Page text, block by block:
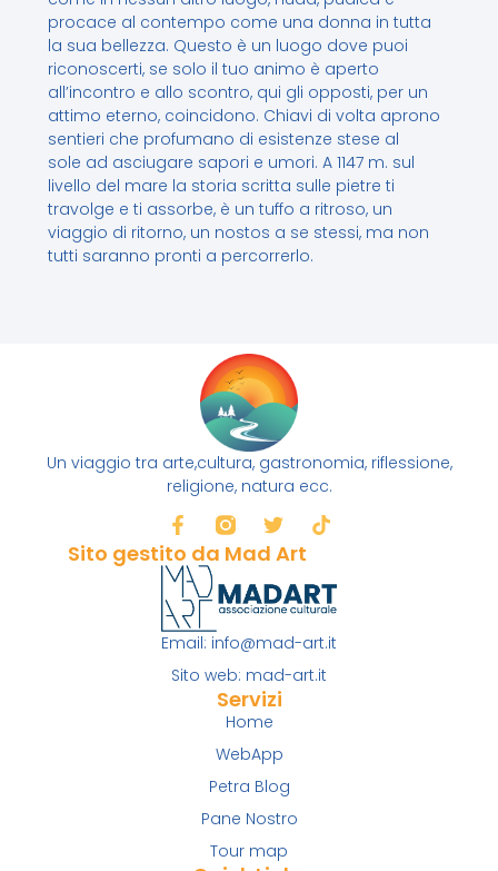
procace al contempo come una donna in tutta
la sua bellezza. Questo è un luogo dove puoi
riconoscerti, se solo il tuo animo è aperto
all’incontro e allo scontro, qui gli opposti, per un
attimo eterno, coincidono. Chiavi di volta aprono
sentieri che profumano di esistenze stese al
sole ad asciugare sapori e umori. A 1147 m. sul
livello del mare la storia scritta sulle pietre ti
travolge e ti assorbe, è un tuffo a ritroso, un
viaggio di ritorno, un nostos a se stessi, ma non
tutti saranno pronti a percorrerlo.
Un viaggio tra arte,cultura, gastronomia, riflessione,
religione, natura ecc.
Sito gestito da Mad Art
Email: info@mad-art.it
Sito web: mad-art.it
Servizi
Home
WebApp
Petra Blog
Pane Nostro
Tour map